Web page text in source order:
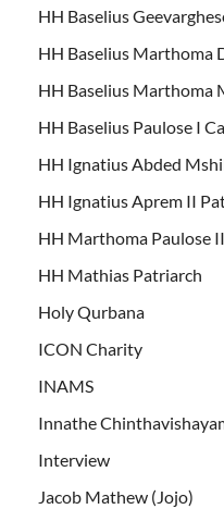
HH Baselius
HH Baselius Marthoma
HH Baselius Marthoma
HH Baselius Paulose I
HH Ignatius Abded
HH Ignatius Aprem II
HH Marthoma Paulose
HH Mathias Patriarch
Holy Qurbana
ICON Charity
INAMS
Innathe
Interview
Jacob Mathew (Jojo)